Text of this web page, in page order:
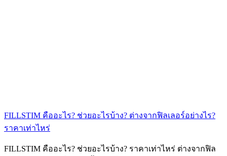
FILLSTIM คืออะไร? ช่วยอะไรบ้าง? ต่างจากฟิลเลอร์อย่างไร?
ราคาเท่าไหร่
FILLSTIM คืออะไร? ช่วยอะไรบ้าง? ราคาเท่าไหร่ ต่างจากฟิล